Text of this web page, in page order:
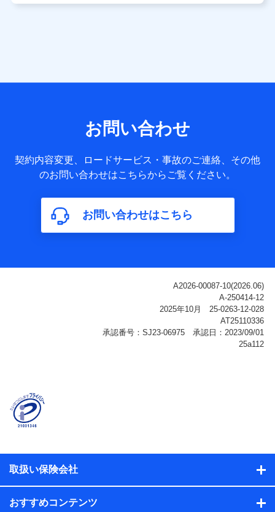
用します。
サービス提供等を通じて取得した、以下の情報などの個人デ
基本情報
氏名、電話番号、メールアドレス、お客さまの識別子、
属性、連絡先、dポイントサービスのご利用に関する情
構成、住所、dポイント残高、dポイント利用履歴などが
含まれます。
利用情報
ご契約状態・ご利用履歴インターネット利用時の行動に
関する情報、アプリケーション利用時の行動に関する情
報、購入されたサービスや商品の名称・購入場所・決済
に関する情報、アンケートの回答に関する情報などが含
名、住所、生年月日、性別、保険契約者と被保険者の関
係、保険加入の目的、保険商品の内容、保険料、保険料
のお支払方法、車のメーカーや走行距離などの情報、建
ル内容や送信履歴の情報及び保険の更改案内等を提供し
保険契約情報
お問い合わせ
契約内容変更、ロードサービス・事故のご連絡、その他
のお問い合わせはこちらからご覧ください。
お問い合わせはこちら
取扱い保険会社
おすすめコンテンツ